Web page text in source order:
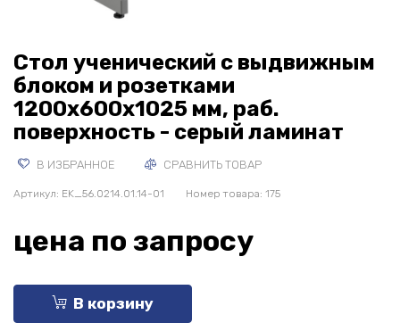
Стол ученический с выдвижным
блоком и розетками
1200х600х1025 мм, раб.
поверхность - серый ламинат
В ИЗБРАННОЕ СРАВНИТЬ ТОВАР
Артикул: EK_56.0214.01.14-01 Номер товара: 175
цена по запросу
В корзину